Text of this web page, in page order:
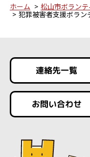
ホーム 松山市ボラン
犯罪被害者支援ボラン
連絡先一覧
お問い合わせ